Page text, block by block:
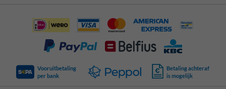
Vooruitbetaling
per bank
Betaling achteraf
is mogelijk